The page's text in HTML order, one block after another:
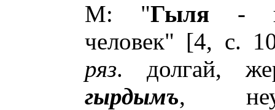
М: "Гыля -
человек" [4, с.
ряз. долгай,
гырдымъ,